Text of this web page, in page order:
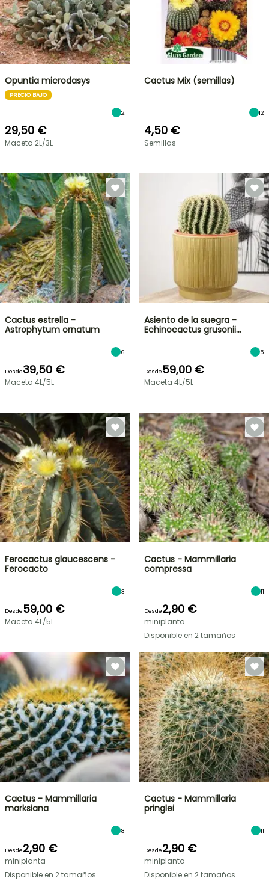
Opuntia microdasys
PRECIO BAJO
2
29,50 €
Maceta 2L/3L
Cactus Mix (semillas)
12
4,50 €
Semillas
Cactus estrella -
Astrophytum ornatum
6
Desde39,50 €
Maceta 4L/5L
Asiento de la suegra -
Echinocactus grusonii…
5
Desde59,00 €
Maceta 4L/5L
Ferocactus glaucescens -
Ferocacto
3
Desde59,00 €
Maceta 4L/5L
Cactus - Mammillaria
compressa
11
Desde2,90 €
miniplanta
Disponible en 2 tamaños
Cactus - Mammillaria
marksiana
8
Desde2,90 €
miniplanta
Disponible en 2 tamaños
Cactus - Mammillaria
pringlei
11
Desde2,90 €
miniplanta
Disponible en 2 tamaños